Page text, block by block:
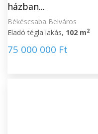
házban...
Békéscsaba Belváros
Eladó tégla lakás, 102 m2
75 000 000 Ft